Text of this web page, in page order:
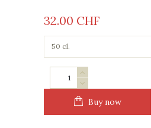
32 00 CHF
Bois
d'Emilie
quantity
Buy now